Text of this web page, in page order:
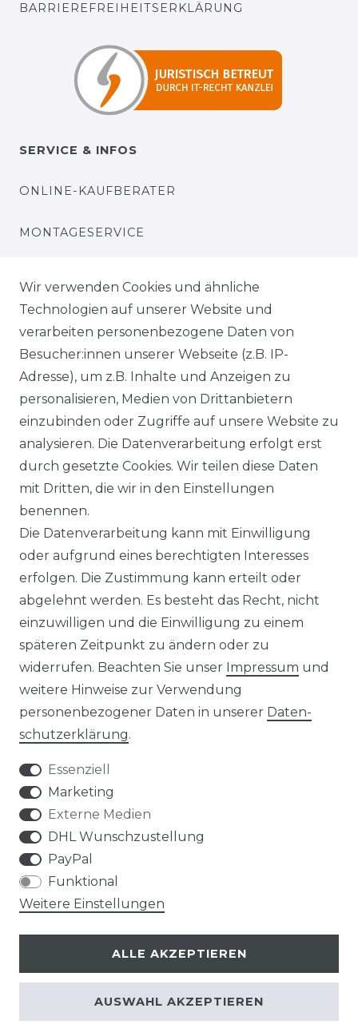
BARRIEREFREIHEITSERKLÄRUNG
SERVICE & INFOS
ONLINE-KAUFBERATER
MONTAGESERVICE
BEZAHLUNG
KLIMA- UND UMWELTSCHUTZ
LEXIKON
UNTERNEHMEN
ÜBER UNS
HERSTELLER
REFERENZEN
VERTRAG WIDERRUFEN
Klimaprofis GmbH & Co. KG
Design & supervision by MILLER
© Copyright 2026 | Alle Rechte vorbehalten.
Wir verwenden Cookies und ähnliche
Technologien auf unserer Website und
verarbeiten personenbezogene Daten von
Besucher:innen unserer Webseite (z.B. IP-
Adresse), um z.B. Inhalte und Anzeigen zu
personalisieren, Medien von Drittanbietern
einzubinden oder Zugriffe auf unsere Website zu
analysieren. Die Datenverarbeitung erfolgt erst
durch gesetzte Cookies. Wir teilen diese Daten
mit Dritten, die wir in den Einstellungen
benennen.
Die Datenverarbeitung kann mit Einwilligung
oder aufgrund eines berechtigten Interesses
erfolgen. Die Zustimmung kann erteilt oder
abgelehnt werden. Es besteht das Recht, nicht
einzuwilligen und die Einwilligung zu einem
späteren Zeitpunkt zu ändern oder zu
widerrufen. Beachten Sie unser Impressum und
weitere Hinweise zur Verwendung
personenbezogener Daten in unserer Daten­
schutz­erklärung.
Essenziell
Marketing
Externe Medien
DHL Wunschzustellung
PayPal
Funktional
Weitere Einstellungen
ALLE AKZEPTIEREN
AUSWAHL AKZEPTIEREN